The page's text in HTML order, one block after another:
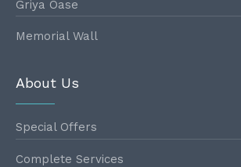
Griya Oase
Memorial Wall
About Us
Special Offers
Complete Services